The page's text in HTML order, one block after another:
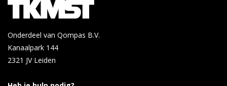
Onderdeel van Qompas B.V.
Kanaalpark 144
2321 JV Leiden